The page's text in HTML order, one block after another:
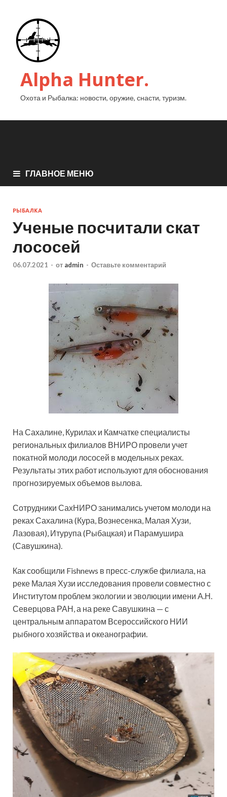
Alpha Hunter.
Охота и Рыбалка: новости, оружие, снасти, туризм.
ГЛАВНОЕ МЕНЮ
РЫБАЛКА
Ученые посчитали скат
лососей
06.07.2021 - от admin - Оставьте комментарий
На Сахалине, Курилах и Камчатке специалисты
региональных филиалов ВНИРО провели учет
покатной молоди лососей в модельных реках.
Результаты этих работ используют для обоснования
прогнозируемых объемов вылова.
Сотрудники СахНИРО занимались учетом молоди на
реках Сахалина (Кура, Вознесенка, Малая Хузи,
Лазовая), Итурупа (Рыбацкая) и Парамушира
(Савушкина).
Как сообщили Fishnews в пресс-службе филиала, на
реке Малая Хузи исследования провели совместно с
Институтом проблем экологии и эволюции имени А.Н.
Северцова РАН, а на реке Савушкина — с
центральным аппаратом Всероссийского НИИ
рыбного хозяйства и океанографии.